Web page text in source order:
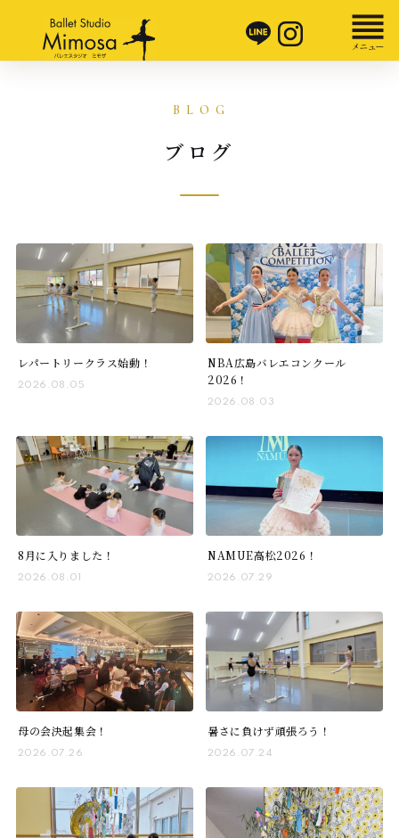
ブログ
レパートリークラス始動！
2026.08.05
NBA広島バレエコンクール
2026！
2026.08.03
8月に入りました！
2026.08.01
NAMUE高松2026！
2026.07.29
母の会決起集会！
2026.07.26
暑さに負けず頑張ろう！
2026.07.24